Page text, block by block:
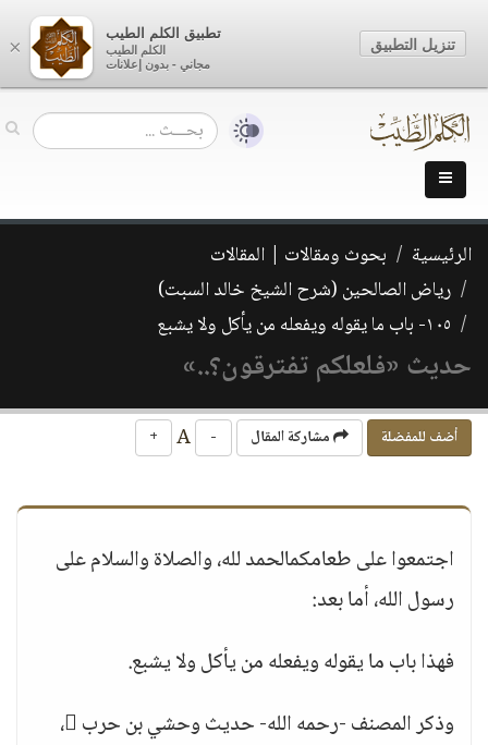
الرئيسية
بحوث ومقالات | المقالات
رياض الصالحين (شرح الشيخ خالد السبت)
١٠٥- باب ما يقوله ويفعله من يأكل ولا يشبع
حديث «فلعلكم تفترقون؟..»
أضف للمفضلة مشاركة المقال -
+
اجتمعوا على طعامكمالحمد لله، والصلاة والسلام على
رسول الله، أما بعد:
فهذا باب ما يقوله ويفعله من يأكل ولا يشبع.
وذكر المصنف -رحمه الله- حديث وحشي بن حرب ،
×
تطبيق الكلم الطيب
الكلم الطيب
مجاني - بدون إعلانات
تنزيل التطبيق